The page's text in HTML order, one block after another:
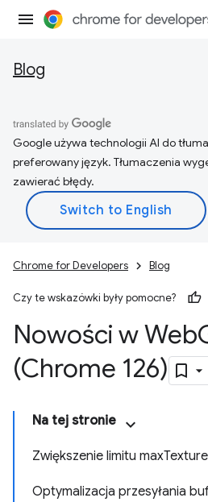
Blog
Google używa technologii AI do
preferowany język. Tłumaczenia
zawierać błędy.
Chrome for Developers Blog
Czy te wskazówki były pomocne?
Nowości w Web
(Chrome 126)
Na tej stronie
Zwiększenie limitu
Optymalizacja przesyłania